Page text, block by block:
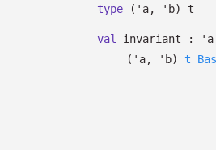
type ('a, 'b) t
val invariant : 'a
( 'a, 'b) t